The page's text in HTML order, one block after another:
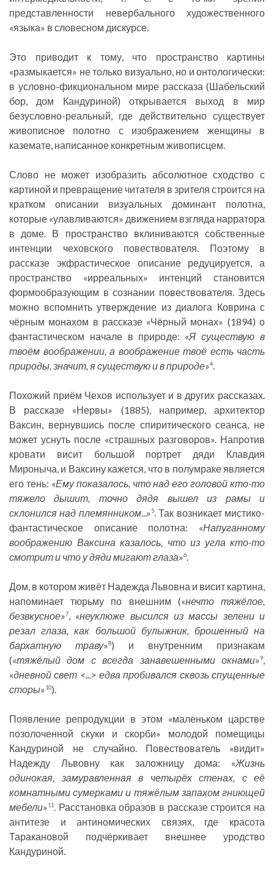
представленности невербального художественного
«языка» в словесном дискурсе.
Это приводит к тому, что пространство картины
«размыкается» не только визуально, но и онтологически:
в условно-фикциональном мире рассказа (Шабельский
бор, дом Кандуриной) открывается выход в мир
безусловно-реальный, где действительно существует
живописное полотно с изображением женщины в
каземате, написанное конкретным живописцем.
Слово не может изобразить абсолютное сходство с
картиной и превращение читателя в зрителя строится на
кратком описании визуальных доминант полотна,
которые «улавливаются» движением взгляда нарратора
в доме. В пространство вклиниваются собственные
интенции чеховского повествователя. Поэтому в
рассказе экфрастическое описание редуцируется, а
пространство «ирреальных» интенций становится
формообразующим в сознании повествователя. Здесь
можно вспомнить утверждение из диалога Коврина с
чёрным монахом в рассказе «Чёрный монах» (1894) о
фантастическом начале в природе: «Я существую в
твоём воображении, а воображение твоё есть часть
природы, значит, я существую и в природе»4.
Похожий приём Чехов использует и в других рассказах.
В рассказе «Нервы» (1885), например, архитектор
Ваксин, вернувшись после спиритического сеанса, не
может уснуть после «страшных разговоров». Напротив
кровати висит большой портрет дяди Клавдия
Мироныча, и Ваксину кажется, что в полумраке является
его тень: «Ему показалось, что над его головой кто-то
тяжело дышит, точно дядя вышел из рамы и
склонился над племянником...»5. Так возникает мистико-
фантастическое описание полотна: «Напуганному
воображению Ваксина казалось, что из угла кто-то
смотрит и что у дяди мигают глаза»6.
Дом, в котором живёт Надежда Львовна и висит картина,
напоминает тюрьму по внешним («нечто тяжёлое,
безвкусное»7, «неуклюже высился из массы зелени и
резал глаза, как большой булыжник, брошенный на
бархатную траву»8) и внутренним признакам
(«тяжёлый дом с всегда занавешенными окнами»9,
«дневной свет <...> едва пробивался сквозь спущенные
сторы»10).
Появление репродукции в этом «маленьком царстве
позолоченной скуки и скорби» молодой помещицы
Кандуриной не случайно. Повествователь «видит»
Надежду Львовну как заложницу дома: «Жизнь
одинокая, замуравленная в четырёх стенах, с её
комнатными сумерками и тяжёлым запахом гниющей
мебели»11. Расстановка образов в рассказе строится на
антитезе и антиномических связях, где красота
Таракановой подчёркивает внешнее уродство
Кандуриной.